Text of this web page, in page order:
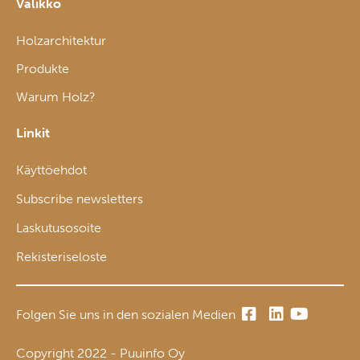
Valikko
Holzarchitektur
Produkte
Warum Holz?
Linkit
Käyttöehdot
Subscribe newsletters
Laskutusosoite
Rekisteriseloste
Folgen Sie uns in den sozialen Medien
Copyright 2022 - Puuinfo Oy